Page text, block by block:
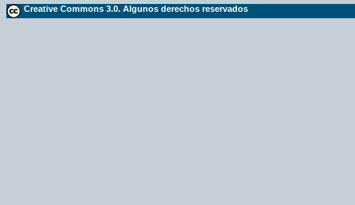
Creative Commons 3.0. Algunos derechos reservados